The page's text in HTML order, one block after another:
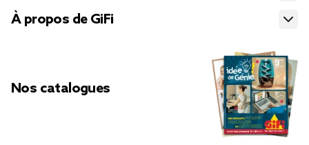
À propos de GiFi
Nos catalogues